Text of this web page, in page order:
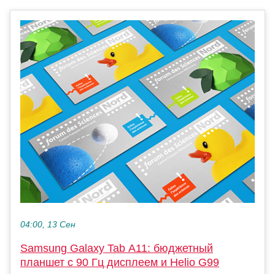
04:00, 13 Сен
Samsung Galaxy Tab A11: бюджетный
планшет с 90 Гц дисплеем и Helio G99